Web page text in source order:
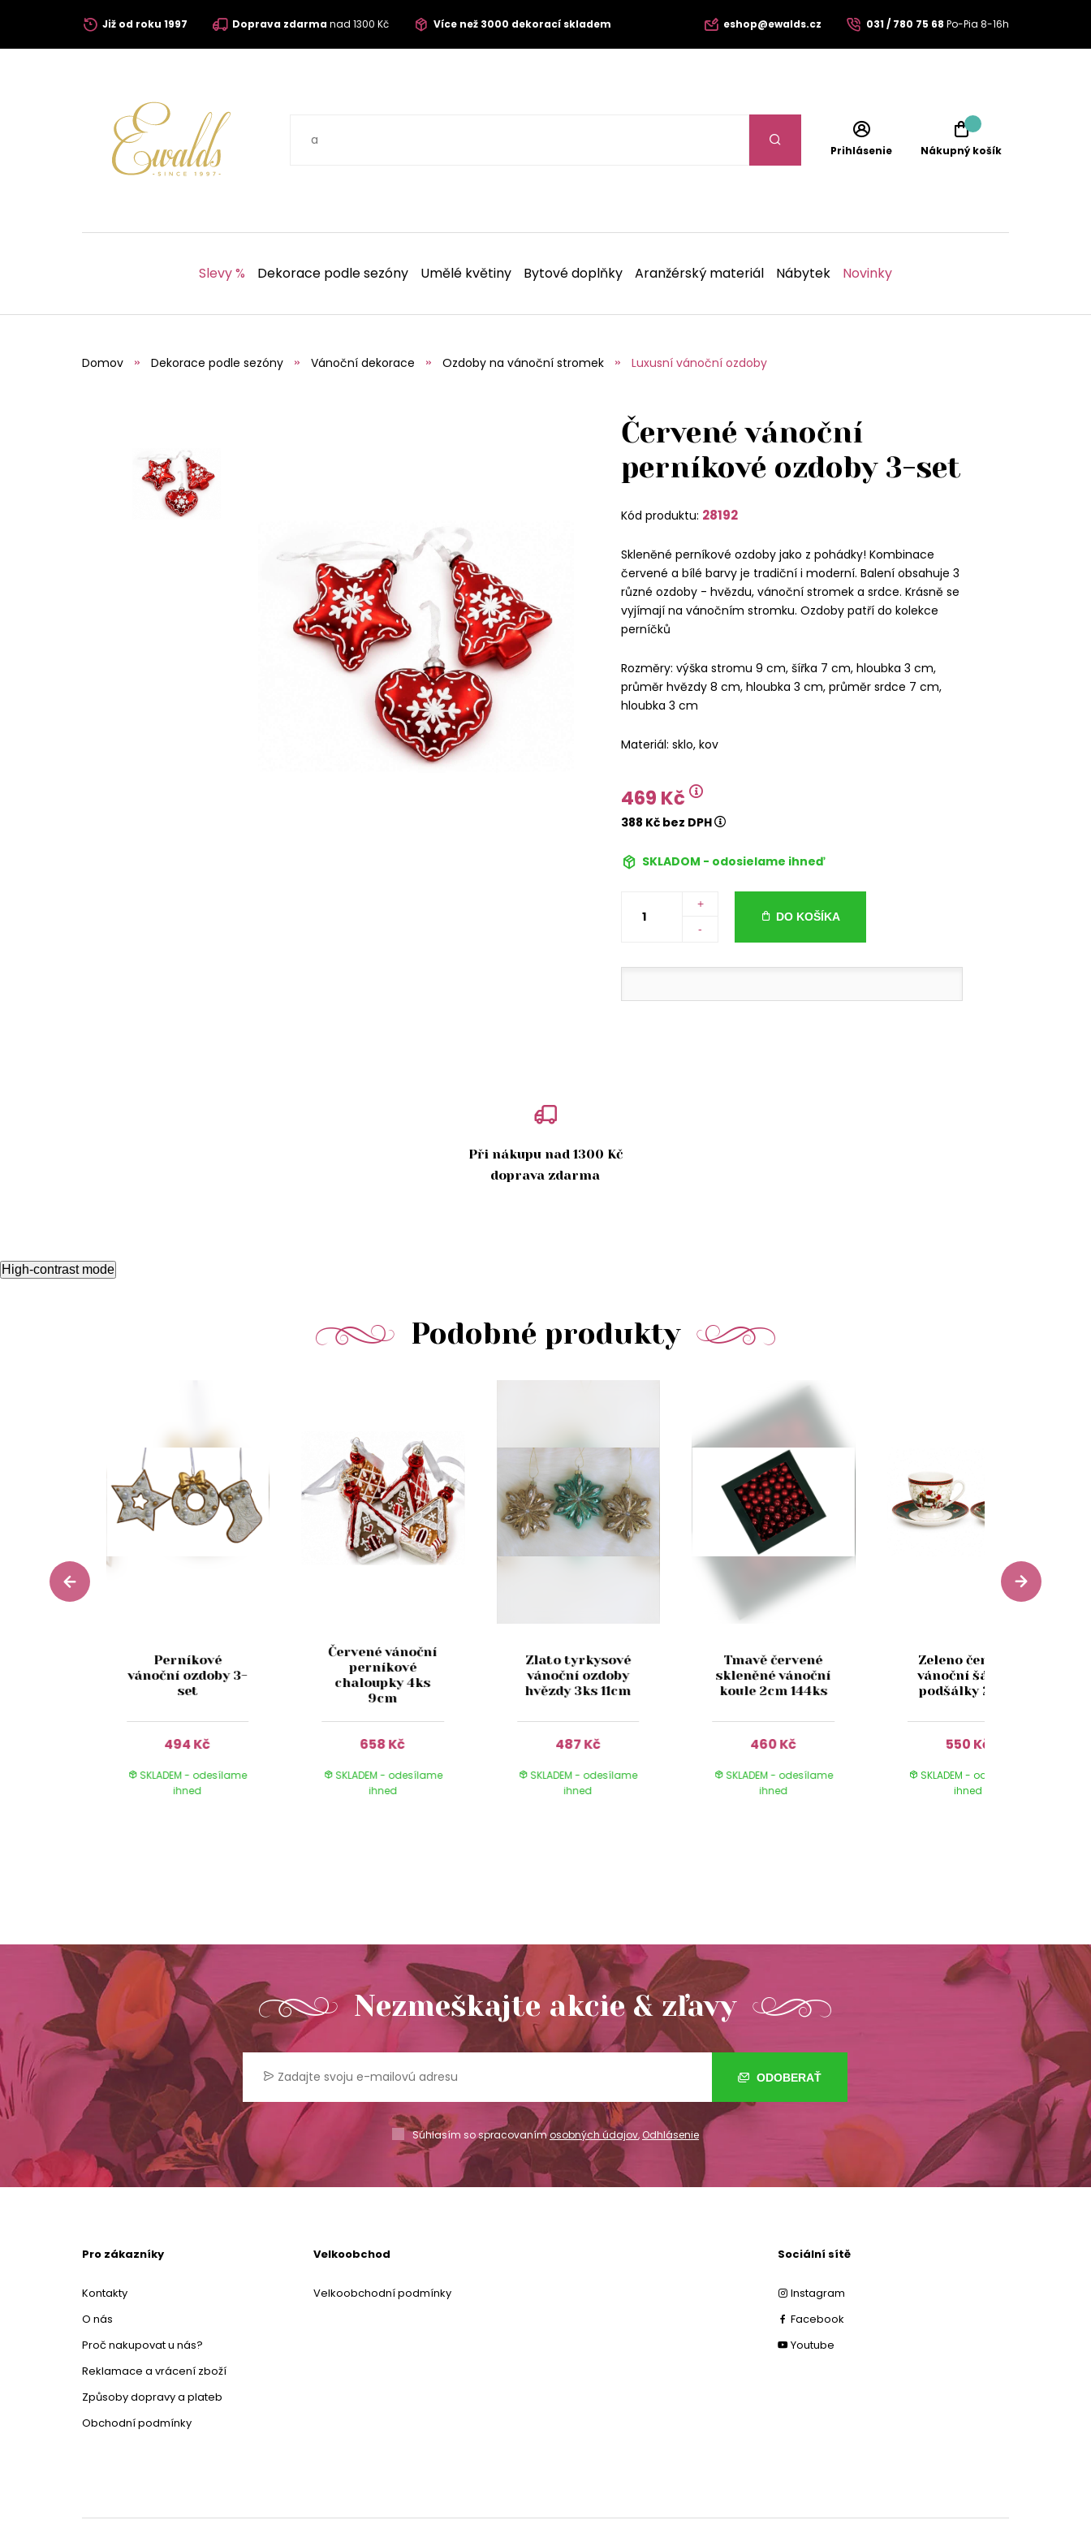
Již od roku 1997 Doprava zdarmanad 1300 Kč Více než 3000 dekorací skladem eshop@ewalds.cz 031 / 780 75 68 Po-Pia 8-16h
Prihlásenie Nákupný košík
Slevy % Dekorace podle sezóny Umělé květiny Bytové doplňky Aranžérský materiál Nábytek Novinky
Domov Dekorace podle sezóny Vánoční dekorace Ozdoby na vánoční stromek Luxusní vánoční ozdoby
Červené vánoční
perníkové ozdoby 3-set
Kód produktu: 28192
Skleněné perníkové ozdoby jako z pohádky! Kombinace
červené a bílé barvy je tradiční i moderní. Balení obsahuje 3
různé ozdoby - hvězdu, vánoční stromek a srdce. Krásně se
vyjímají na vánočním stromku. Ozdoby patří do kolekce
perníčků
Rozměry: výška stromu 9 cm, šířka 7 cm, hloubka 3 cm,
průměr hvězdy 8 cm, hloubka 3 cm, průměr srdce 7 cm,
hloubka 3 cm
Materiál: sklo, kov
469 Kč
388 Kč bez DPH
SKLADOM - odosielame ihneď
+
-
DO KOŠÍKA
Při nákupu nad 1300 Kč
doprava zdarma
High-contrast mode
Podobné produkty
Perníkové
vánoční ozdoby 3-
set
494 Kč
SKLADEM - odesílame
ihned
Červené vánoční
perníkové
chaloupky 4ks
9cm
658 Kč
SKLADEM - odesílame
ihned
Zlato tyrkysové
vánoční ozdoby
hvězdy 3ks 11cm
487 Kč
SKLADEM - odesílame
ihned
Tmavě červené
skleněné vánoční
koule 2cm 144ks
460 Kč
SKLADEM - odesílame
ihned
Zeleno červené
vánoční šálky s
podšálky 2-set
550 Kč
SKLADEM - odesílame
ihned
Nezmeškajte akcie & zľavy
ODOBERAŤ
Súhlasím so spracovanímosobných údajov,Odhlásenie
Pro zákazníky
Kontakty
O nás
Proč nakupovat u nás?
Reklamace a vrácení zboží
Způsoby dopravy a plateb
Obchodní podmínky
Velkoobchod
Velkoobchodní podmínky
Sociální sítě
Instagram
Facebook
Youtube